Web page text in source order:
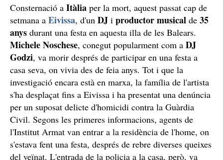
Consternació a Itàlia per la mort, aquest passat cap de
setmana a Eivissa, d'un DJ i productormusical de 35
anys durant una festa en aquesta illa de les Balears.
MicheleNoschese, conegut popularment com a DJ
Godzi, va morir després de participar en una festa a
casa seva, on vivia des de feia anys. Tot i que la
investigació encara està en marxa, la família de l'artista
s'ha desplaçat fins a Eivissa i ha presentat una denúncia
per un suposat delicte d'homicidi contra la Guàrdia
Civil. Segons les primeres informacions, agents de
l'Institut Armat van entrar a la residència de l'home, on
s'estava fent una festa, després de rebre diverses queixes
del veïnat. L'entrada de la policia a la casa, però, va